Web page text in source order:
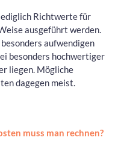
Richtwerte für
ausgeführt werden.
aufwendigen
besonders hochwertiger
liegen. Mögliche
dagegen meist.
muss man rechnen?